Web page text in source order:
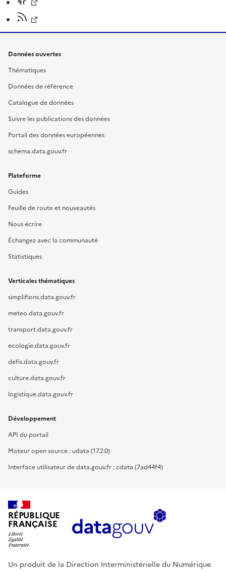
Données ouvertes
Thématiques
Données de référence
Catalogue de données
Suivre les publications des données
Portail des données européennes
schema.data.gouv.fr
Plateforme
Guides
Feuille de route et nouveautés
Nous écrire
Échangez avec la communauté
Statistiques
Verticales thématiques
simplifions.data.gouv.fr
meteo.data.gouv.fr
transport.data.gouv.fr
ecologie.data.gouv.fr
defis.data.gouv.fr
culture.data.gouv.fr
logistique.data.gouv.fr
Développement
API du portail
Moteur open source : udata (17.2.0)
Interface utilisateur de data.gouv.fr : cdata (7ad44f4)
RÉPUBLIQUE
FRANÇAISE
Un produit de la Direction Interministérielle du Numérique